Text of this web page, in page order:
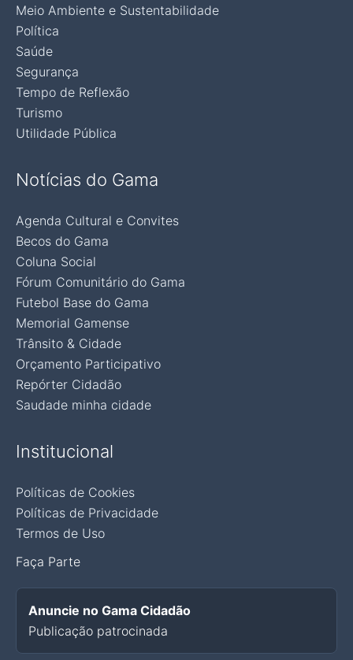
Meio Ambiente e Sustentabilidade
Política
Saúde
Segurança
Tempo de Reflexão
Turismo
Utilidade Pública
Notícias do Gama
Agenda Cultural e Convites
Becos do Gama
Coluna Social
Fórum Comunitário do Gama
Futebol Base do Gama
Memorial Gamense
Trânsito & Cidade
Orçamento Participativo
Repórter Cidadão
Saudade minha cidade
Institucional
Políticas de Cookies
Políticas de Privacidade
Termos de Uso
Faça Parte
Anuncie no Gama Cidadão
Publicação patrocinada